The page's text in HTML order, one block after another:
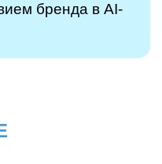
бренда в AI-